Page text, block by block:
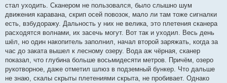
стал уходить. Сканером не пользовался, было слышно шум
движения каравана, скрип осей повозок, мало ли там тоже сигналки
есть, взбудоражу. Дальность у них не велика, это плетения сканера
расходятся волнами, их засечь могут. Вот так и уходил. Весь день
шёл, но один накопитель заполнил, начал второй заряжать, когда за
час до заката вышел к лесному озеру. Вода аж чёрная, сканер
показал, что глубина больше восьмидесяти метров. Причём, озеро
рукотворное, даже отметил шлюз в подземный бункер. Что дальше
не знаю, скалы скрыты плетениями скрыта, не пробивает. Однако